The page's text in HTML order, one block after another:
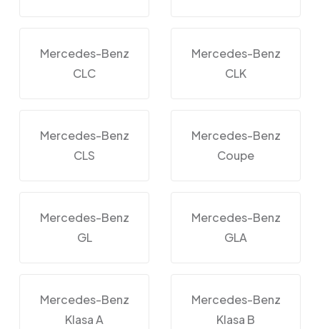
Mercedes-Benz
CLC
Mercedes-Benz
CLK
Mercedes-Benz
CLS
Mercedes-Benz
Coupe
Mercedes-Benz
GL
Mercedes-Benz
GLA
Mercedes-Benz
Klasa A
Mercedes-Benz
Klasa B